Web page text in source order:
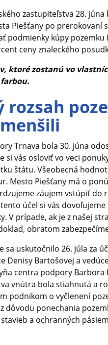
zastupiteľstva 28.
Piešťany po prerokovaní
podmienky kúpy pozemku
ceny znaleckého
ktoré zostanú vo
rozsah
Trnava bola 30. júna
si vás osloviť vo veci
štátu. Všeobecná
Mesto Piešťany má o
záujem vstúpiť do
účel si vás
V prípade, ak je z našej
obratom
sa uskutočnilo 26. júla za
Denisy Bartošovej a
centra podpory Barbora
vnútra bola stiahnutá a
podnikom o vyčlenení
dôvodu ponechania
a ochranných